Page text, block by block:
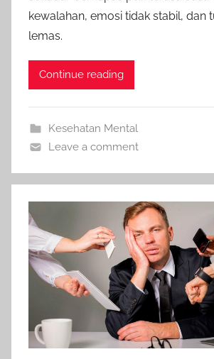
kewalahan, emosi tidak stabil, dan
lemas.
Continue reading
Kesehatan Mental
Leave a comment